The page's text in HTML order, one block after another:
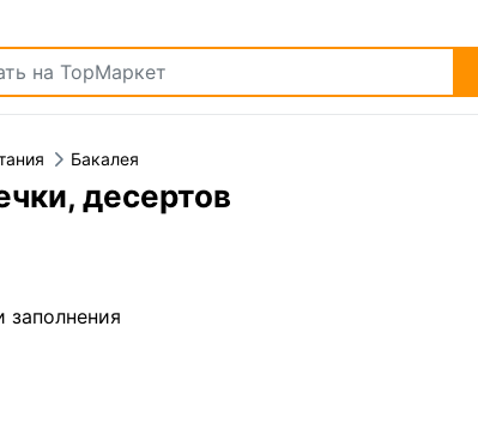
Бакалея
десертов
заполнения